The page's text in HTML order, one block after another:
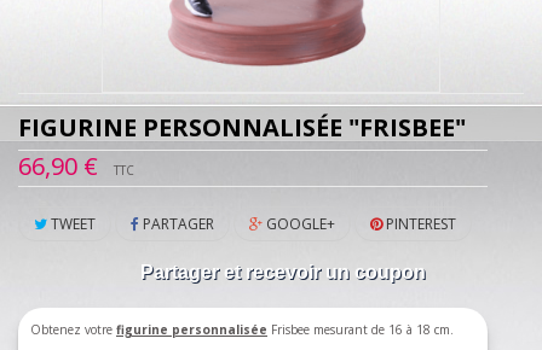
FIGURINE PERSONNALISÉE "FRISBEE"
66,90 €
TTC
TWEET PARTAGER GOOGLE+ PINTEREST
Partager et recevoir un coupon
Obtenez votre figurine personnalisée Frisbee mesurant de 16 à 18 cm.